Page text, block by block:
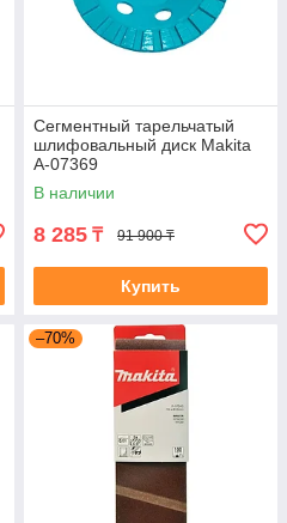
Сегментный тарельчатый
шлифовальный диск Makita
A-07369
В наличии
8 285 ₸ 91 900 ₸
Купить
–70%